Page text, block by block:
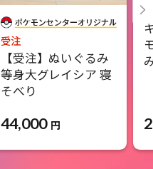
受注
【受注】ぬいぐるみ
等身大グレイシア 寝
そべり
44,000 円